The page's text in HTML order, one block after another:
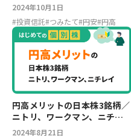
いの？ファンド3選
2024年10月1日
#投資信託#つみたて#円安#円高
円高メリットの日本株3銘柄／
ニトリ、ワークマン、ニチレ
イ【はじめての個別株】
2024年8月21日